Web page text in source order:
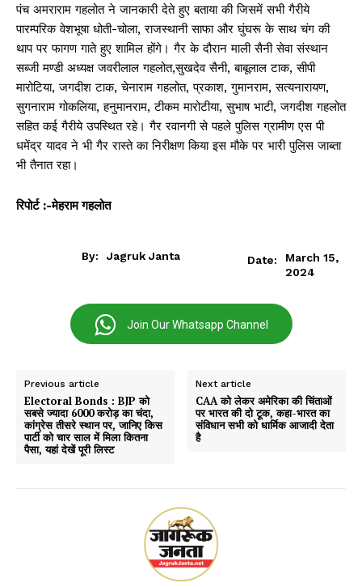
पंच अमराराम गहलोत ने जानकारी देते हुए बताया की जिसमें सभी गैरीये
पारम्परिक वेशभूषा धोती-चोला, राजस्थानी साफा और घुंघरू के साथ चंग की
थाप पर फागण गाते हुए शामिल होंगे। गैर के दौरान माली सैनी सेवा संस्थान
सब्जी मण्डी अध्यक्ष जवरीलाल गहलोत,सुखदेव सैनी, बाबूलाल टाक, सीपी
मारोटिया, जगदीश टाक, चेनाराम गहलोत, प्रकाश, गुमानराम, सत्यनारायण,
सुगनाराम गोकलिया, हनुमानराम, टीकम मारोटीया, सुभाष भाटी, जगदीश गहलोत
सहित कई गैरीये उपस्थित रहे। गैर रवानगी से पहले पुलिस ग्रामीण एस पी
धमेंद्र यादव ने भी गैर रास्ते का निरीक्षण किया इस मौके पर भारी पुलिस जाब्ता
भी तैनात रहा।
रिपोर्ट :-मेहराम गहलोत
By: Jagruk Janta Date:
March 15,
2024
Join Our Whatsapp Channel
Previous article
Electoral Bonds : BJP को
सबसे ज्यादा 6000 करोड़ का चंदा,
कांग्रेस तीसरे स्थान पर, जानिए किस
पार्टी को चार साल में मिला कितना
पैसा, यहां देखें पूरी लिस्ट
Next article
CAA को लेकर अमेरिका की चिंताओं
पर भारत की दो टूक, कहा-भारत का
संविधान सभी को धार्मिक आजादी देता
है